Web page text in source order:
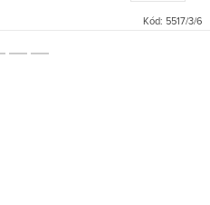
Kód: 5517/3/6